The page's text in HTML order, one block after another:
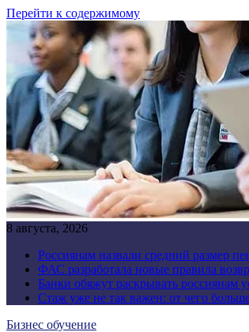
Перейти к содержимому
8 августа, 2026
Россиянам назвали средний размер
ФАС разработала новые правила
Банки обяжут раскрывать россиянам
Стаж уже не так важен: от чего
Бизнес обучение